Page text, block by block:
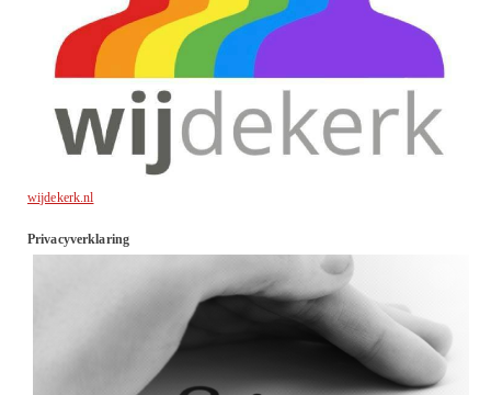
wijdekerk.nl
Privacyverklaring